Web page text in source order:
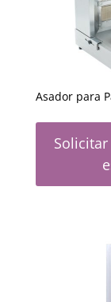
Asador para